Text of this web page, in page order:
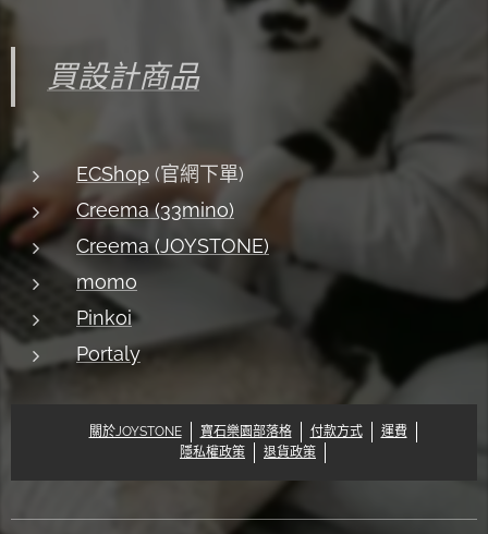
買設計商品
ECShop (官網下單)
Creema (33mino)
Creema (JOYSTONE)
momo
Pinkoi
Portaly
關於JOYSTONE 寶石樂園部落格 付款方式
運費
隱私權政策
退貨政策